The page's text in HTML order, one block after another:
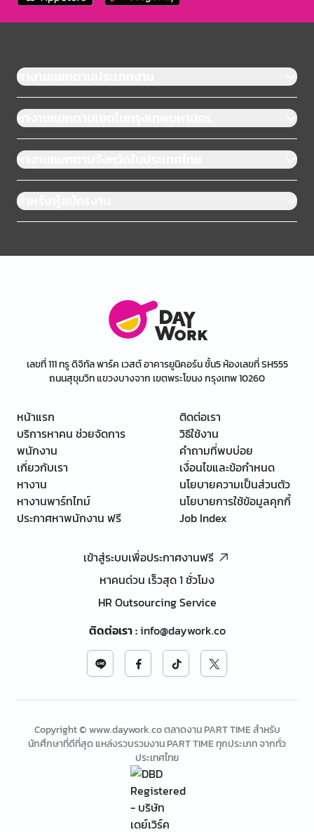
หางานแยกตามประเภทงาน
หางานแยกตามเขตในกรุงเทพมหานคร
หางานแยกตามจังหวัดในประเทศไทย
สำหรับผู้สมัครงาน
เลขที่ 111 ทรู ดิจิทัล พาร์ค เวสต์ อาคารยูนิคอร์น ชั้น5 ห้องเลขที่ SH555
ถนนสุขุมวิท แขวงบางจาก เขตพระโขนง กรุงเทพ 10260
หน้าแรก
บริการหาคน ช่วยจัดการ
พนักงาน
เกี่ยวกับเรา
หางาน
หางานพาร์ทไทม์
ประกาศหาพนักงาน ฟรี
ติดต่อเรา
วิธีใช้งาน
คำถามที่พบบ่อย
เงื่อนไขและข้อกำหนด
นโยบายความเป็นส่วนตัว
นโยบายการใช้ข้อมูลคุกกี้
Job Index
เข้าสู่ระบบเพื่อประกาศงานฟรี
หาคนด่วน เร็วสุด 1 ชั่วโมง
HR Outsourcing Service
ติดต่อเรา:info@daywork.co
Copyright © www.daywork.co ตลาดงาน PART TIME สำหรับ
นักศึกษาที่ดีที่สุด แหล่งรวบรวมงาน PART TIME ทุกประเภท จากทั่ว
ประเทศไทย